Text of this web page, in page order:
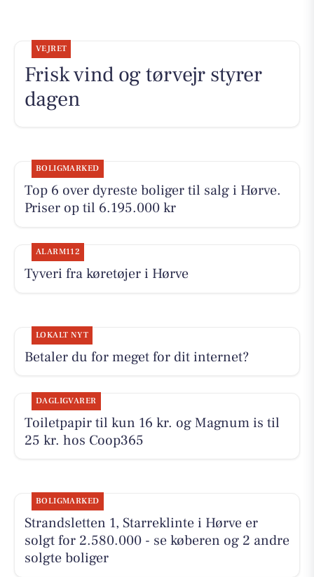
VEJRET
Frisk vind og tørvejr styrer
dagen
BOLIGMARKED
Top 6 over dyreste boliger til salg i Hørve.
Priser op til 6.195.000 kr
ALARM112
Tyveri fra køretøjer i Hørve
LOKALT NYT
Betaler du for meget for dit internet?
DAGLIGVARER
Toiletpapir til kun 16 kr. og Magnum is til
25 kr. hos Coop365
BOLIGMARKED
Strandsletten 1, Starreklinte i Hørve er
solgt for 2.580.000 - se køberen og 2 andre
solgte boliger